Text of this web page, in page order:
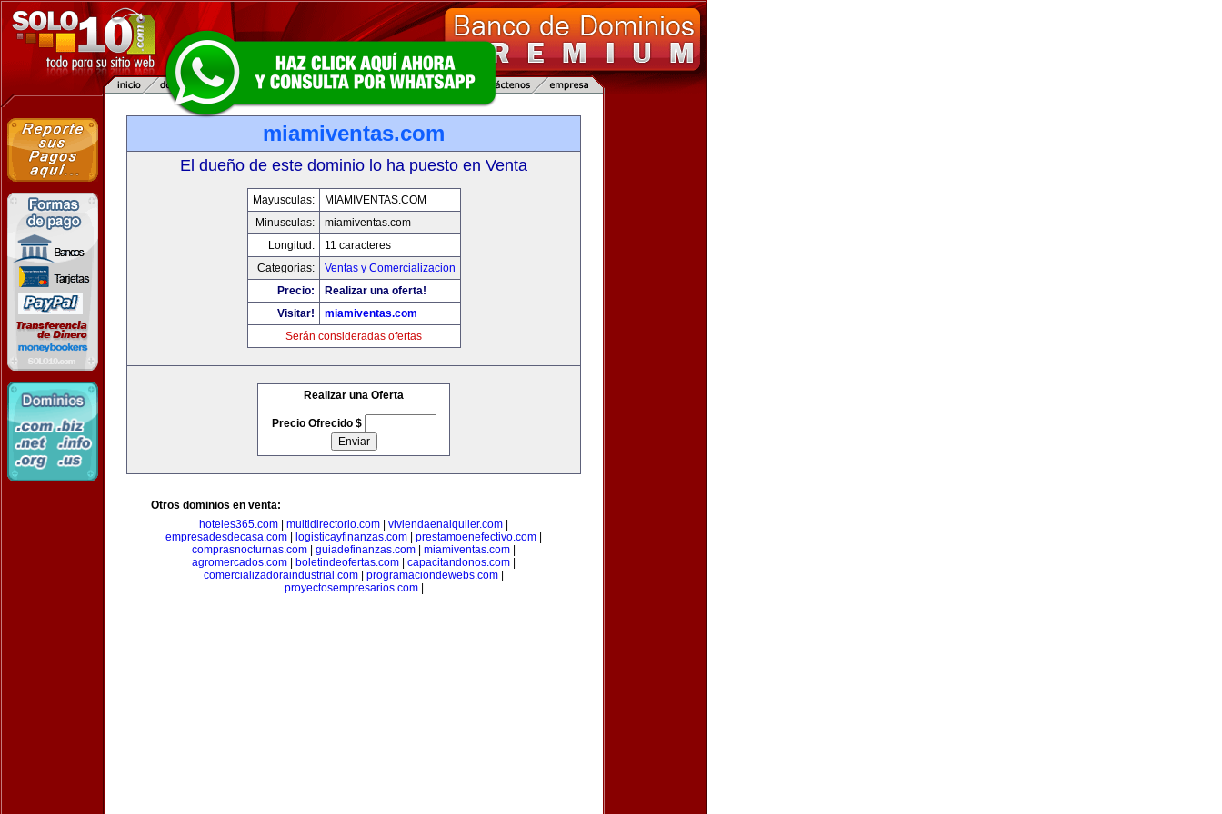
miamiventas.com
El dueño de este dominio lo ha puesto en Venta
Mayusculas:
MIAMIVENTAS.COM
Minusculas:
miamiventas.com
Longitud:
11 caracteres
Categorias:
Ventas y Comercializacion
Precio:
Realizar una oferta!
Visitar!
miamiventas.com
Serán consideradas ofertas
Realizar una Oferta
Precio Ofrecido $
Otros dominios en venta:
hoteles365.com
multidirectorio.com viviendaenalquiler.com
empresadesdecasa.com
logisticayfinanzas.com prestamoenefectivo.com
comprasnocturnas.com
guiadefinanzas.com miamiventas.com
agromercados.com
boletindeofertas.com capacitandonos.com
comercializadoraindustrial.com
programaciondewebs.com
proyectosempresarios.com|